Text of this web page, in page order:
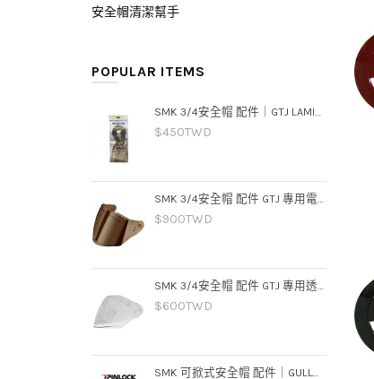
安全帽清潔幫手
POPULAR ITEMS
SMK 3/4安全帽 配件｜GTJ LAMINAR 通用型 防霧片
$450TWD
SMK 3/4安全帽 配件 GTJ 專用電鍍片－金
$900TWD
SMK 3/4安全帽 配件 GTJ 專用透明片
$600TWD
SMK 可掀式安全帽 配件｜GULLWING 可樂帽 專用 防霧片 PINLOCK70